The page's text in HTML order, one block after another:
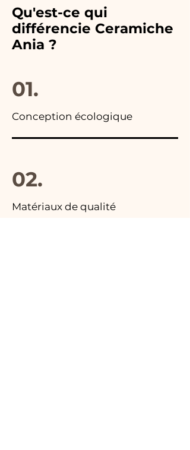
notre numéro et nous le
remplacerons
immédiatement !
toutes les publicités de nos
articles, vous trouverez la
photo du colis final.
Qu'est-ce qui
différencie Ceramiche
Ania ?
01.
Conception écologique
02.
Matériaux de qualité